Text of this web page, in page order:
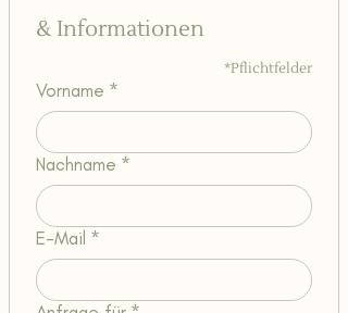
& Informationen
*Pflichtfelder
Vorname *
Nachname *
E-Mail *